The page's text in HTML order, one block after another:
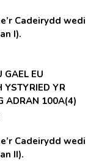
Cadeirydd wedi
I).
GAEL EU
YSTYRIED YR
ADRAN 100A(4)
Cadeirydd wedi
II).